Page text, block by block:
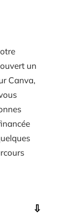
un
Canva,